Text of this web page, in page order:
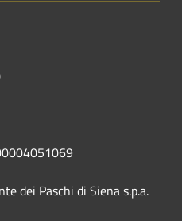
dei Paschi di Siena s.p.a.